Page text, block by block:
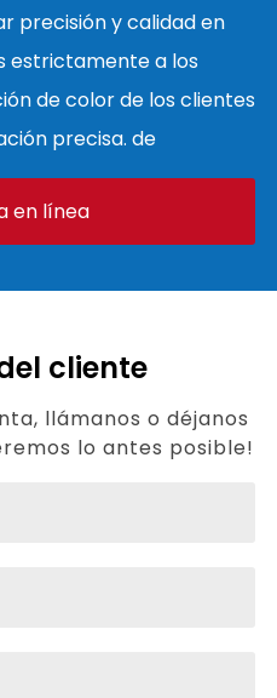
precisión y calidad en
estrictamente a los
de color de los clientes
precisa. de
en línea
cliente
llámanos o déjanos
lo antes posible!